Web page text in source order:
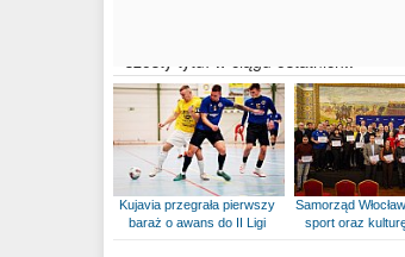
Kujavia przegrała pierwszy
baraż o awans do II Ligi
Samorząd
sport oraz